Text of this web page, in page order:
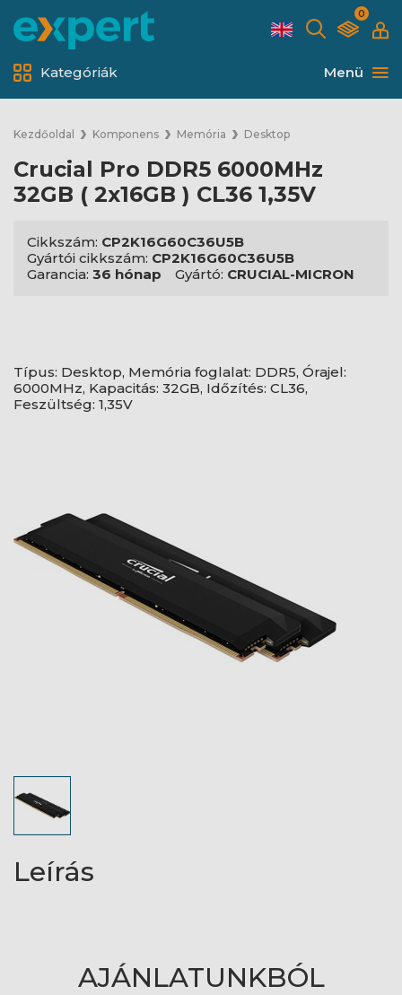
0
Menü
Kategóriák
Kezdőoldal Komponens Memória Desktop
Crucial Pro DDR5 6000MHz
32GB ( 2x16GB ) CL36 1,35V
Cikkszám: CP2K16G60C36U5B
Gyártói cikkszám: CP2K16G60C36U5B
Garancia: 36 hónap Gyártó: CRUCIAL-MICRON
Típus: Desktop, Memória foglalat: DDR5, Órajel:
6000MHz, Kapacitás: 32GB, Időzítés: CL36,
Feszültség: 1,35V
Leírás
AJÁNLATUNKBÓL